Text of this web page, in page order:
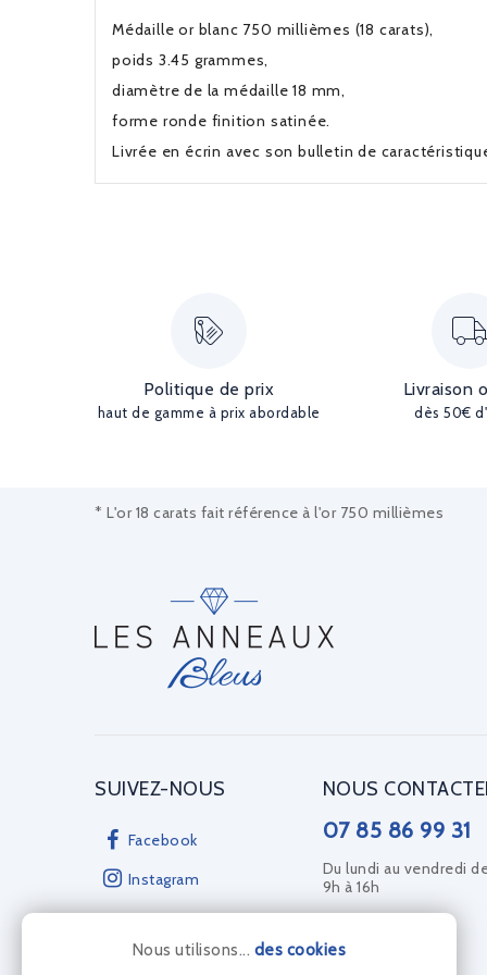
Médaille or blanc 750 millièmes (18 carats),
poids 3.45 grammes,
diamètre de la médaille 18 mm,
forme ronde finition satinée.
Livrée en écrin avec son bulletin de
Politique de prix
haut de gamme à prix abordable
Livraison
dès 50€
* L'or 18 carats fait référence à l'or 750 millièmes
SUIVEZ-NOUS
Facebook
Instagram
NOUS
07 85 86 99 31
Du lundi au vendredi
9h à 16h
Nous utilisons... des cookies